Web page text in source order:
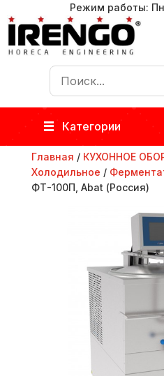
Режим работы:
Категории
Главная / КУХОННОЕ
Холодильное /
ФТ-100П, Abat (Россия)